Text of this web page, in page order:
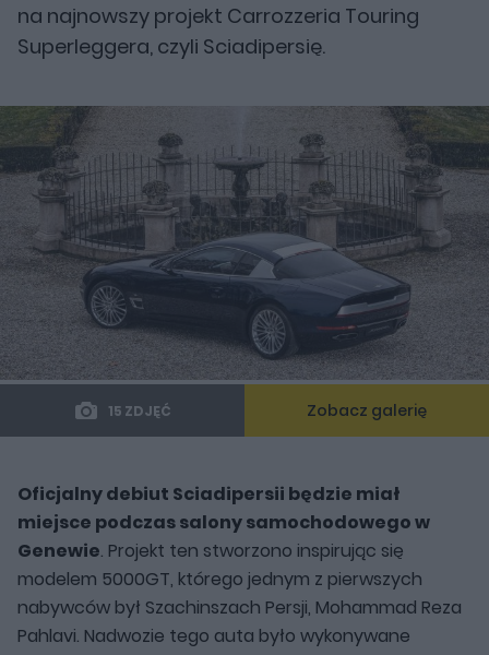
na najnowszy projekt Carrozzeria Touring
Superleggera, czyli Sciadipersię.
15 ZDJĘĆ Zobacz galerię
Oficjalny debiut Sciadipersii będzie miał
miejsce podczas salony samochodowego w
Genewie. Projekt ten stworzono inspirując się
modelem 5000GT, którego jednym z pierwszych
nabywców był Szachinszach Persji, Mohammad Reza
Pahlavi. Nadwozie tego auta było wykonywane